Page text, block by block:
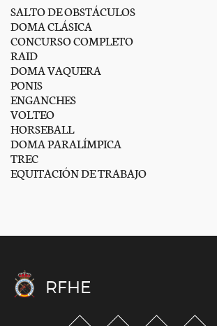
SALTO DE OBSTÁCULOS
DOMA CLÁSICA
CONCURSO COMPLETO
RAID
DOMA VAQUERA
PONIS
ENGANCHES
VOLTEO
HORSEBALL
DOMA PARALÍMPICA
TREC
EQUITACIÓN DE TRABAJO
RFHE